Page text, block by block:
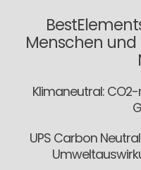
Menschen und
Klimaneutral:
UPS Carbon Neutral